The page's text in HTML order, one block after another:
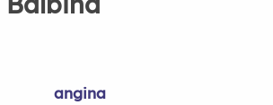
angina